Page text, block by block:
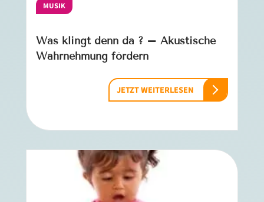
MUSIK
Was klingt denn da ? – Akustische
Wahrnehmung fördern
JETZT WEITERLESEN